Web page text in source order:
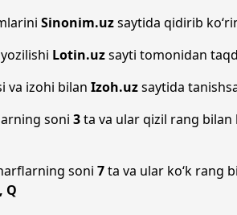
Sinonim.uzsaytida qidirib
Lotin.uzsayti tomonidan
va izohi bilan Izoh.uzsaytida
soni 3ta va ular qizil rang bilan
soni 7ta va ular ko‘k rang
Q